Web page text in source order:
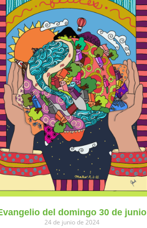
del domingo 30 de junio
24 de junio de 2024